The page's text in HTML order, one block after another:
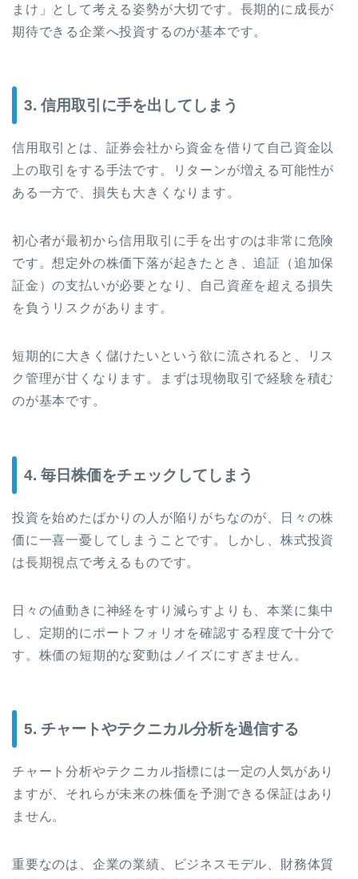
まけ」として考える姿勢が大切です。長期的に成長が
期待できる企業へ投資するのが基本です。
3. 信用取引に手を出してしまう
信用取引とは、証券会社から資金を借りて自己資金以
上の取引をする手法です。リターンが増える可能性が
ある一方で、損失も大きくなります。
初心者が最初から信用取引に手を出すのは非常に危険
です。想定外の株価下落が起きたとき、追証（追加保
証金）の支払いが必要となり、自己資産を超える損失
を負うリスクがあります。
短期的に大きく儲けたいという欲に流されると、リス
ク管理が甘くなります。まずは現物取引で経験を積む
のが基本です。
4. 毎日株価をチェックしてしまう
投資を始めたばかりの人が陥りがちなのが、日々の株
価に一喜一憂してしまうことです。しかし、株式投資
は長期視点で考えるものです。
日々の値動きに神経をすり減らすよりも、本業に集中
し、定期的にポートフォリオを確認する程度で十分で
す。株価の短期的な変動はノイズにすぎません。
5. チャートやテクニカル分析を過信する
チャート分析やテクニカル指標には一定の人気があり
ますが、それらが未来の株価を予測できる保証はあり
ません。
重要なのは、企業の業績、ビジネスモデル、財務体質